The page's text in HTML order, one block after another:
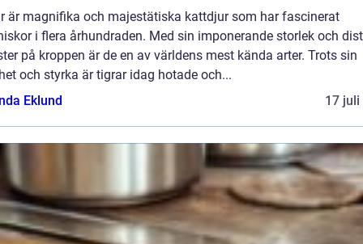
är magnifika och majestätiska kattdjur som har fascinerat
i flera århundraden. Med sin imponerande storlek och
på kroppen är de en av världens mest kända arter. Trots sin
och styrka är tigrar idag hotade och...
Eklund
17 juli